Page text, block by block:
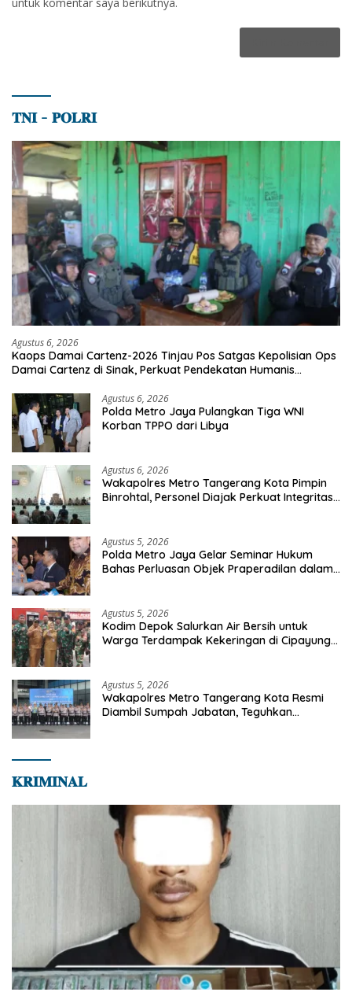
𝐓𝐍𝐈 – 𝐏𝐎𝐋𝐑𝐈
Agustus 6, 2026
Kaops Damai Cartenz-2026 Tinjau Pos Satgas Kepolisian Ops
Damai Cartenz di Sinak, Perkuat Pendekatan Humanis
Agustus 6, 2026
Polda Metro Jaya Pulangkan Tiga WNI
Korban TPPO dari Libya
Agustus 6, 2026
Wakapolres Metro Tangerang Kota Pimpin
Binrohtal, Personel Diajak Perkuat Integritas
Agustus 5, 2026
Polda Metro Jaya Gelar Seminar Hukum
Bahas Perluasan Objek Praperadilan dalam
Agustus 5, 2026
Kodim Depok Salurkan Air Bersih untuk
Warga Terdampak Kekeringan di Cipayung
Agustus 5, 2026
Wakapolres Metro Tangerang Kota Resmi
Diambil Sumpah Jabatan, Teguhkan
𝐊𝐑𝐈𝐌𝐈𝐍𝐀𝐋